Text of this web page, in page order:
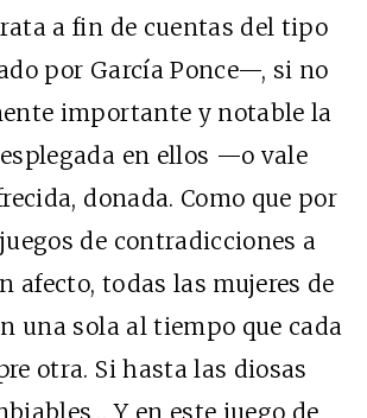
a fin de cuentas del tipo
por García Ponce—, si no
importante y notable la
en ellos —o vale
donada. Como que por
de contradicciones a
afecto, todas las mujeres de
una sola al tiempo que cada
otra. Si hasta las diosas
Y en este juego de